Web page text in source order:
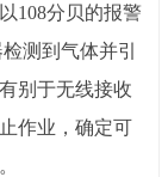
108分贝的报警
测到气体并引
别于无线接收
作业，确定可